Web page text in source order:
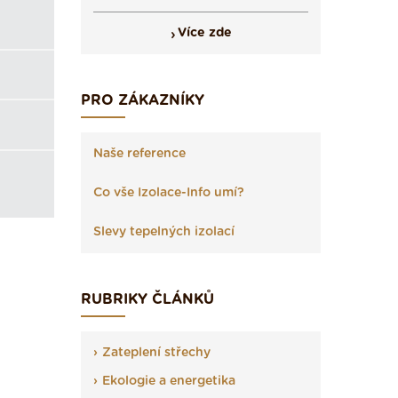
Více zde
PRO ZÁKAZNÍKY
Naše reference
Co vše Izolace-Info umí?
Slevy tepelných izolací
RUBRIKY ČLÁNKŮ
Zateplení střechy
Ekologie a energetika